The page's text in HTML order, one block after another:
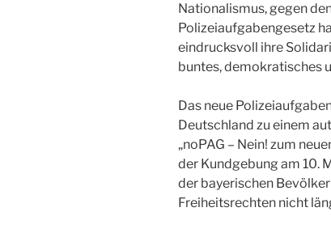
Nationalismus, gegen
Polizeiaufgabengesetz
eindrucksvoll ihre
buntes, demokratisches
Das neue
Deutschland zu einem
„noPAG – Nein! zum
der Kundgebung am 10.
der bayerischen
Freiheitsrechten nicht